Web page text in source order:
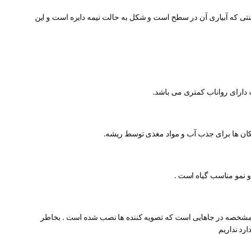
که آبیاری آن در سطح است و شکل به حالت نیمه دایره است و این
ها برای جذب آب و مواد مغذی توسط ریشه.
مشخصه در جاهایی است که تصویه کننده ها نصب شده است . بخاطر